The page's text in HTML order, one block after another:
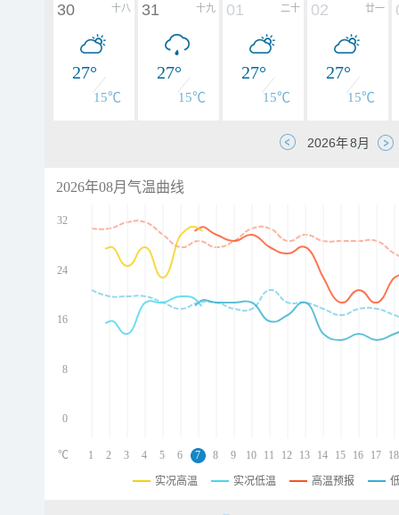
十八
30
27°
15℃
十九
31
27°
15℃
二十
01
27°
15℃
廿一
02
27°
15℃
2026年08月气温曲线
32
24
16
8
0
1 2 3 4 5 6 7 8 9 10 11 12 13 14 15 16 17 18
℃
实况高温 实况低温 高温预报